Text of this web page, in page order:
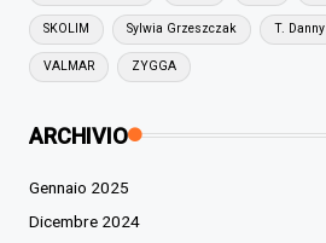
SKOLIM Sylwia Grzeszczak T. Danny
VALMAR ZYGGA
ARCHIVIO
Gennaio 2025
Dicembre 2024